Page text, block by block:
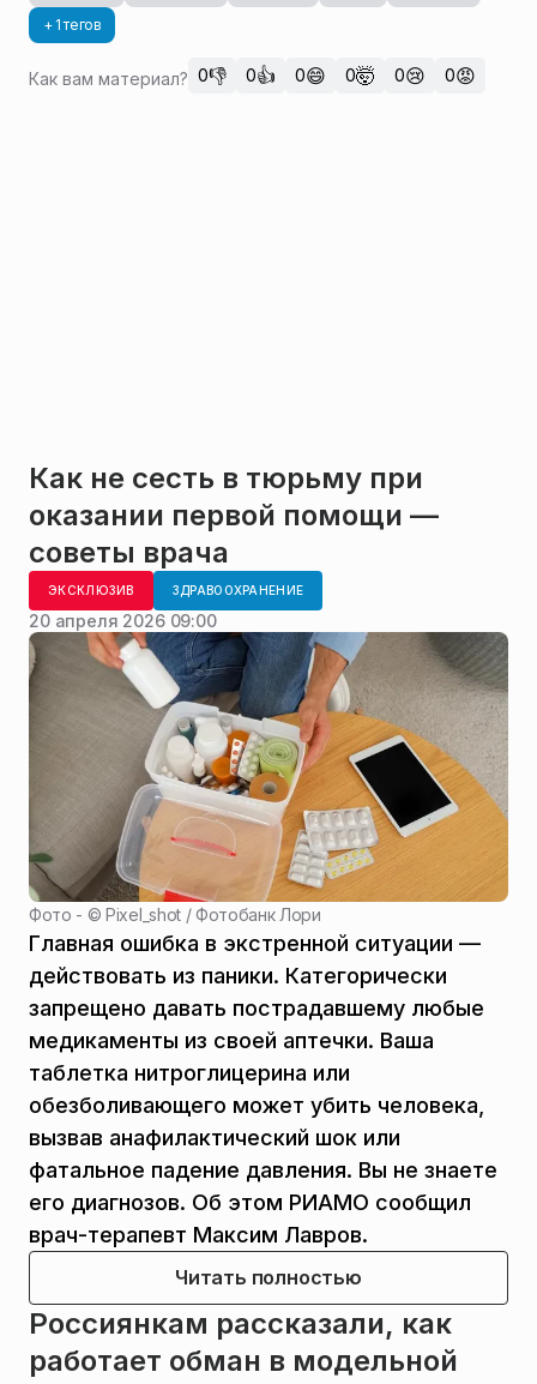
+ 1 тегов
Как вам материал? 0👎 0👍 0😄 0🤯 0😢 0😡
Как не сесть в тюрьму при
оказании первой помощи —
советы врача
ЭКСКЛЮЗИВ ЗДРАВООХРАНЕНИЕ
20 апреля 2026 09:00
Фото - ©Pixel_shot / Фотобанк Лори
Главная ошибка в экстренной ситуации —
действовать из паники. Категорически
запрещено давать пострадавшему любые
медикаменты из своей аптечки. Ваша
таблетка нитроглицерина или
обезболивающего может убить человека,
вызвав анафилактический шок или
фатальное падение давления. Вы не знаете
его диагнозов. Об этом РИАМО сообщил
врач-терапевт Максим Лавров.
Читать полностью
Россиянкам рассказали, как
работает обман в модельной